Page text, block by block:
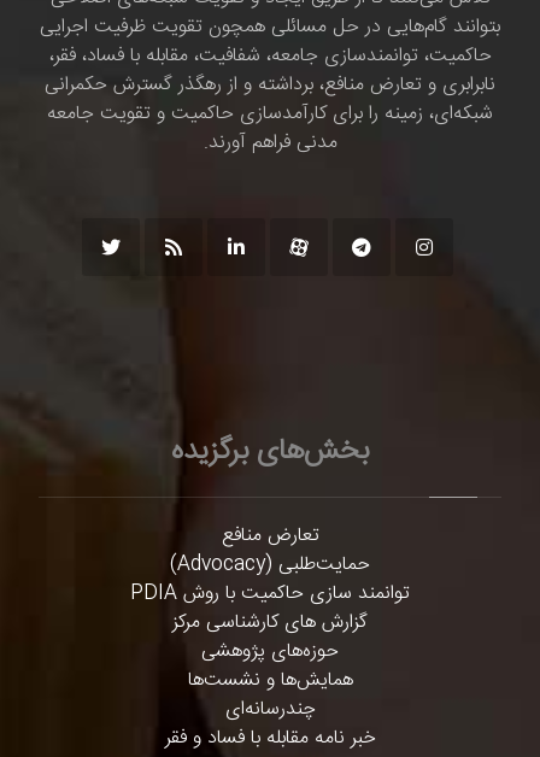
بتوانند گام‌هایی در حل مسائلی همچون تقویت ظرفیت اجرایی
حاکمیت، توانمندسازی جامعه، شفافیت، مقابله با فساد، فقر،
نابرابری و تعارض منافع، برداشته و از رهگذر گسترش حکمرانی
شبکه‌ای، زمینه را برای کارآمدسازی حاکمیت و تقویت جامعه
مدنی فراهم آورند.
بخش‌های برگزیده
تعارض منافع
حمایت‌طلبی (Advocacy)
توانمند سازی حاکمیت با روش PDIA
گزارش های کارشناسی مرکز
حوزه‌های پژوهشی
همایش‌ها و نشست‌ها
چندرسانه‌ای
خبر نامه مقابله با فساد و فقر